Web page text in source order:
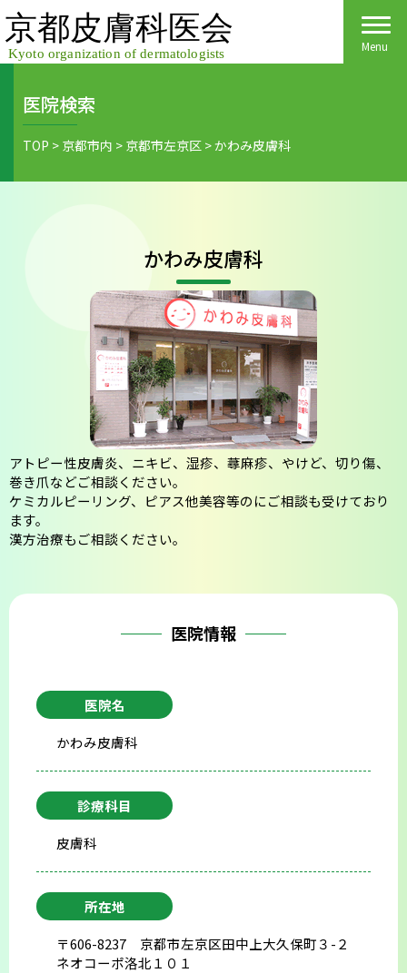
Skip
to
content
Menu
Home
皮膚の日
皮膚の病気
医療関係者の皆様へ
会員様へごあいさつ
ご入会方法
会員様へ
各種手続き
保険診療
医院検索
TOP > 京都市内 > 京都市左京区 >かわみ皮膚科
かわみ皮膚科
アトピー性皮膚炎、ニキビ、湿疹、蕁麻疹、やけど、切り傷、
巻き爪などご相談ください。
ケミカルピーリング、ピアス他美容等のにご相談も受けており
ます。
漢方治療もご相談ください。
医院情報
医院名
かわみ皮膚科
診療科目
皮膚科
所在地
〒606-8237 京都市左京区田中上大久保町３-２
ネオコーポ洛北１０１